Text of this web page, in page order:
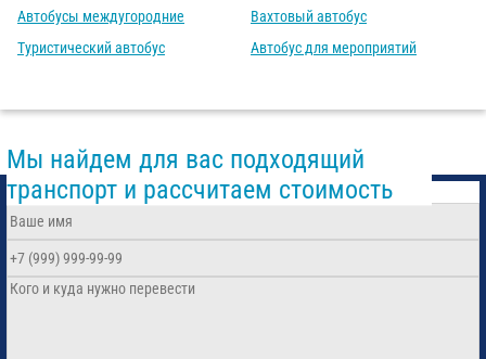
Автобусы междугородние
Туристический автобус
Вахтовый автобус
Автобус для мероприятий
Мы найдем для вас подходящий
транспорт и рассчитаем стоимость